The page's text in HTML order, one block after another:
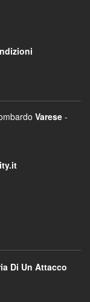
Varese -
Di Un Attacco